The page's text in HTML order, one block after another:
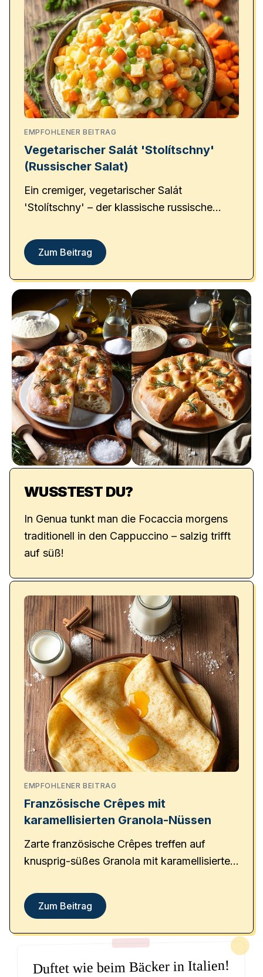
EMPFOHLENER BEITRAG
Vegetarischer Salát 'Stolítschny'
(Russischer Salat)
Ein cremiger, vegetarischer Salát
'Stolítschny' – der klassische russische
Zum Beitrag
WUSSTEST DU?
In Genua tunkt man die Focaccia morgens
traditionell in den Cappuccino – salzig trifft
auf süß!
EMPFOHLENER BEITRAG
Französische Crêpes mit
karamellisierten Granola-Nüssen
Zarte französische Crêpes treffen auf
knusprig-süßes Granola mit karamellisierten
Dessert!
Zum Beitrag
Duftet wie beim Bäcker in Italien!